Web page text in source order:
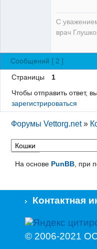
С
врач
Сообщений [ 2 ]
Страницы
1
Чтобы отправить ответ,
зарегистрироваться
Форумы Vettorg.net »
На основе PunBB, при
Контактная
© 2006-2021